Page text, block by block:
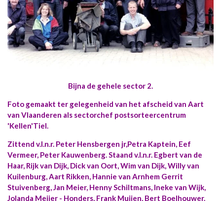
Bijna de gehele sector 2.
Foto gemaakt ter gelegenheid van het afscheid van Aart
van Vlaanderen als sectorchef postsorteercentrum
'Kellen'Tiel.
Zittend v.l.n.r. Peter Hensbergen jr,Petra Kaptein, Eef
Vermeer, Peter Kauwenberg. Staand v.l.n.r. Egbert van de
Haar, Rijk van Dijk, Dick van Oort, Wim van Dijk, Willy van
Kuilenburg, Aart Rikken, Hannie van Arnhem Gerrit
Stuivenberg, Jan Meier, Henny Schiltmans, Ineke van Wijk,
Jolanda Meijer - Honders, Frank Muijen, Bert Boelhouwer.